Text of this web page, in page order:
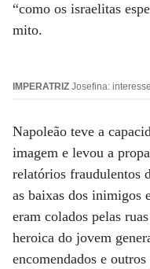
“como os israelitas
mito.
IMPERATRIZ Josefina:
Napoleão teve a
imagem e levou a
relatórios fraudulentos
as baixas dos inimigos
eram colados pelas
heroica do jovem
encomendados e